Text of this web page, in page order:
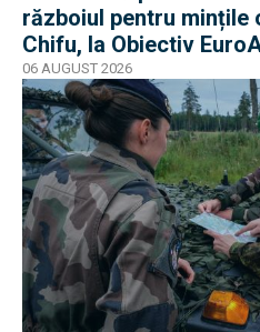
războiul pentru mințile
Chifu, la Obiectiv
06 AUGUST 2026